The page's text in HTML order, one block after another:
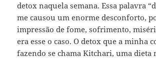
detox naquela semana. Essa palavra
me causou um enorme desconforto,
impressão de fome, sofrimento,
era esse o caso. O detox que a minha
fazendo se chama Kitchari, uma dieta